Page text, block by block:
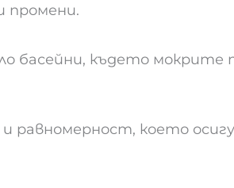
промени.
басейни, където мокрите
равномерност, което